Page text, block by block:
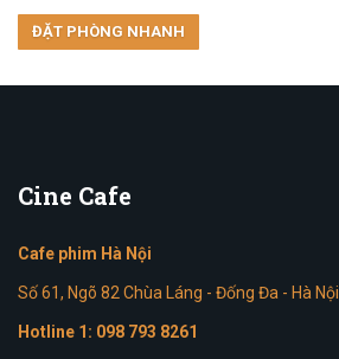
Cine Cafe
Cafe phim Hà Nội
Số 61, Ngõ 82 Chùa Láng - Đống Đa - Hà Nội
Hotline 1: 098 793 8261